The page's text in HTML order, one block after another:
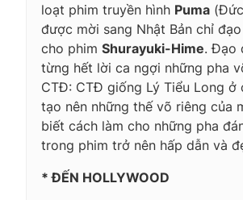
loạt phim truyền hình Puma
được mời sang Nhật Bản chỉ
cho phim Shurayuki-Hime. Đạo
từng hết lời ca ngợi những pha
CTĐ: CTĐ giống Lý Tiểu Long ở
tạo nên những thế võ riêng của
biết cách làm cho những pha
trong phim trở nên hấp dẫn và
* ĐẾN HOLLYWOOD